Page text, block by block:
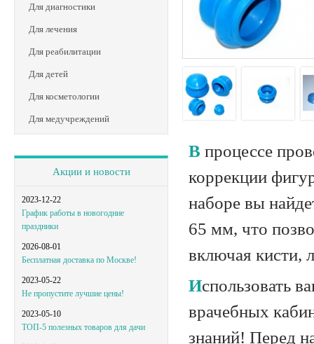
Для диагностики
Для лечения
Для реабилитации
Для детей
Для косметологии
Для медучреждений
Акции и новости
2023-12-22
График работы в новогодние
праздники
2026-08-01
Бесплатная доставка по Москве!
2023-05-22
Не пропустите лучшие цены!
2023-05-10
ТОП-5 полезных товаров для дачи
В процессе проведения лечебного массажа и различных процедур для
коррекции
наборе вы
65 мм, что
включая кисти,
Использовать вакуумные банки можно не только в массажных салонах и
врачебных
знаний! Перед